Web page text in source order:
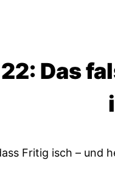
Das
Fritig isch – und